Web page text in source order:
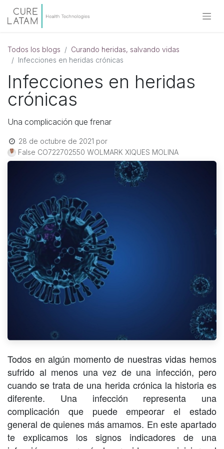
Todos los blogs
Curando heridas, salvando vidas
Infecciones en heridas crónicas
Infecciones en heridas
crónicas
Una complicación que frenar
28 de octubre de 2021 por
False CO722702550 WOLMARK XIQUES MOLINA
Todos en algún momento de nuestras vidas hemos
sufrido al menos una vez de una infección, pero
cuando se trata de una herida crónica la historia es
diferente. Una infección representa una
complicación que puede empeorar el estado
general de quienes más amamos. En este apartado
te explicamos los signos indicadores de una